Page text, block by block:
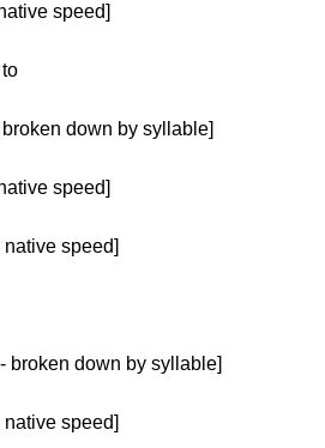
speed]
down by syllable]
speed]
speed]
broken down by syllable]
speed]